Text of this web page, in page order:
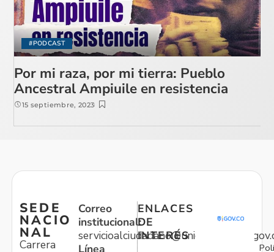
#PODCAST
Por mi raza, por mi tierra: Pueblo
Ancestral Ampiuile en resistencia
15 septiembre, 2023
SEDE
NACIO
NAL
Carrera
Correo
institucional:
ENLACES
DE
INTERÉS